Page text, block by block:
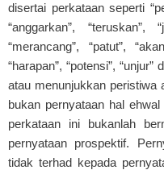
disertai perkataan seperti
“anggarkan”, “teruskan”,
“merancang”, “patut”,
“harapan”, “potensi”,
atau menunjukkan peristiwa
bukan pernyataan hal
perkataan ini bukanlah
pernyataan prospektif.
tidak terhad kepada